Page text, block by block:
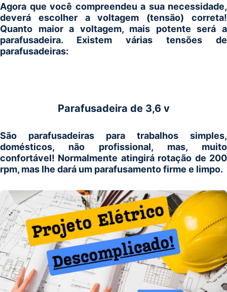
Agora que você compreendeu a sua necessidade,
deverá escolher a voltagem (tensão) correta!
Quanto maior a voltagem, mais potente será a
parafusadeira. Existem várias tensões de
parafusadeiras:
Parafusadeira de 3,6 v
São parafusadeiras para trabalhos simples,
domésticos, não profissional, mas, muito
confortável! Normalmente atingirá rotação de 200
rpm, mas lhe dará um parafusamento firme e limpo.